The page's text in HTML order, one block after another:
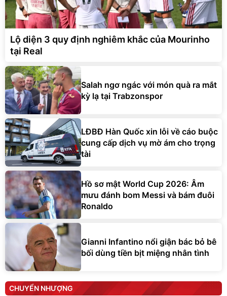
Lộ diện 3 quy định nghiêm khắc của Mourinho
tại Real
Salah ngơ ngác với món quà ra mắt
kỳ lạ tại Trabzonspor
LĐBĐ Hàn Quốc xin lỗi về cáo buộc
cung cấp dịch vụ mờ ám cho trọng
tài
Hồ sơ mật World Cup 2026: Âm
mưu đánh bom Messi và bám đuôi
Ronaldo
Gianni Infantino nổi giận bác bỏ bê
bối dùng tiền bịt miệng nhân tình
CHUYỂN NHƯỢNG